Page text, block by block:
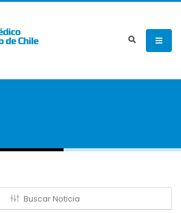
Buscar Noticia